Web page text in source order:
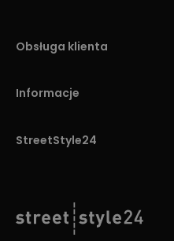
Obsługa klienta
Informacje
StreetStyle24